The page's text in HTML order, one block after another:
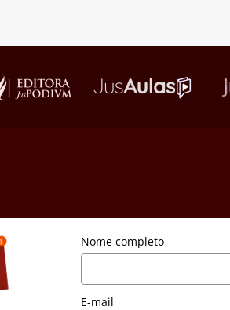
Nome completo
E-mail